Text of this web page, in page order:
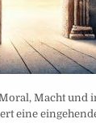
Macht und
eine